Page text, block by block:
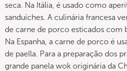
seca. Na Itália, é usado como
sanduíches. A culinária francesa
de carne de porco esticados com
Na Espanha, a carne de porco é
de paella. Para a preparação dos
grande panela wok originária da